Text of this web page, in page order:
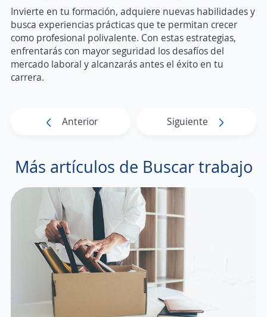
Invierte en tu formación, adquiere nuevas habilidades y
busca experiencias prácticas que te permitan crecer
como profesional polivalente. Con estas estrategias,
enfrentarás con mayor seguridad los desafíos del
mercado laboral y alcanzarás antes el éxito en tu
carrera.
Anterior Siguiente
Más artículos de Buscar trabajo